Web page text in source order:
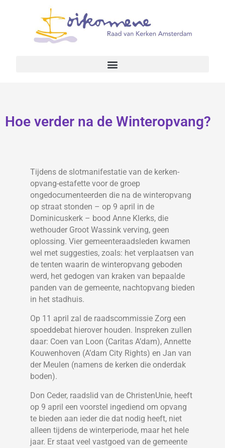
Hoe verder na de Winteropvang?
Tijdens de slotmanifestatie van de kerken-
opvang-estafette voor de groep
ongedocumenteerden die na de winteropvang
op straat stonden – op 9 april in de
Dominicuskerk – bood Anne Klerks, die
wethouder Groot Wassink verving, geen
oplossing. Vier gemeenteraadsleden kwamen
wel met suggesties, zoals: het verplaatsen van
de tenten waarin de winteropvang geboden
werd, het gedogen van kraken van bepaalde
panden van de gemeente, nachtopvang bieden
in het stadhuis.
Op 11 april zal de raadscommissie Zorg een
spoeddebat hierover houden. Inspreken zullen
daar: Coen van Loon (Caritas A’dam), Annette
Kouwenhoven (A’dam City Rights) en Jan van
der Meulen (namens de kerken die onderdak
boden).
Don Ceder, raadslid van de ChristenUnie, heeft
op 9 april een voorstel ingediend om opvang
te bieden aan ieder die dat nodig heeft, niet
alleen tijdens de winterperiode, maar het hele
jaar. Er staat veel vastgoed van de gemeente